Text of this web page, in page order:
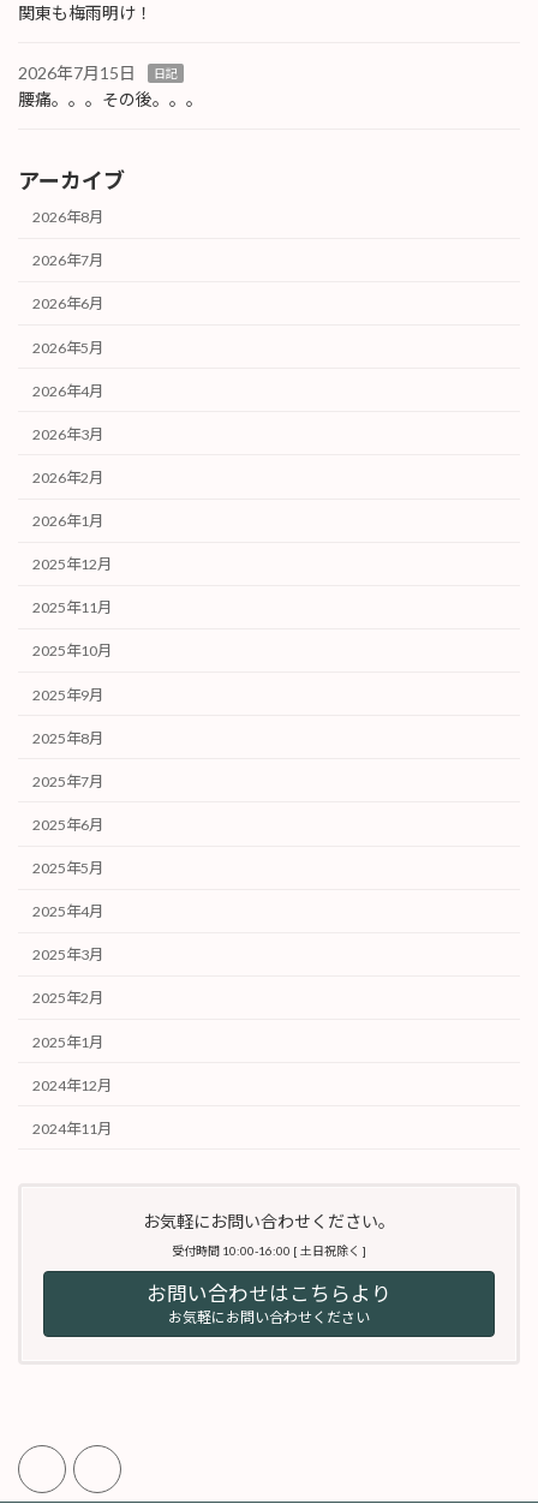
関東も梅雨明け！
2026年7月15日 日記
腰痛。。。その後。。。
アーカイブ
2026年8月
2026年7月
2026年6月
2026年5月
2026年4月
2026年3月
2026年2月
2026年1月
2025年12月
2025年11月
2025年10月
2025年9月
2025年8月
2025年7月
2025年6月
2025年5月
2025年4月
2025年3月
2025年2月
2025年1月
2024年12月
2024年11月
お気軽にお問い合わせください。
受付時間 10:00-16:00 [ 土日祝除く ]
お問い合わせはこちらより
お気軽にお問い合わせください